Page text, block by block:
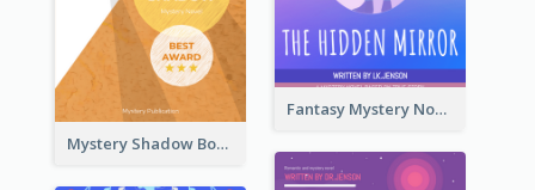
Fantasy Mystery Novel Book Cover
Mystery Shadow Book Cover